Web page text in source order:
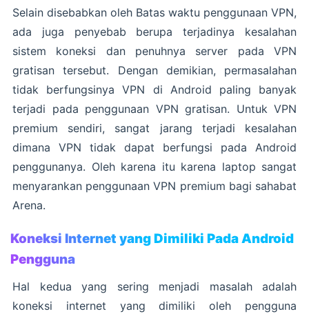
Selain disebabkan oleh Batas waktu penggunaan VPN,
ada juga penyebab berupa terjadinya kesalahan
sistem koneksi dan penuhnya server pada VPN
gratisan tersebut. Dengan demikian, permasalahan
tidak berfungsinya VPN di Android paling banyak
terjadi pada penggunaan VPN gratisan. Untuk VPN
premium sendiri, sangat jarang terjadi kesalahan
dimana VPN tidak dapat berfungsi pada Android
penggunanya. Oleh karena itu karena laptop sangat
menyarankan penggunaan VPN premium bagi sahabat
Arena.
Koneksi Internet yang Dimiliki Pada Android
Pengguna
Hal kedua yang sering menjadi masalah adalah
koneksi internet yang dimiliki oleh pengguna